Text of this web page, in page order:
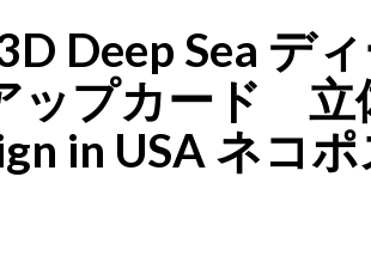
Deep Sea
プカード 立
in USA ネコ